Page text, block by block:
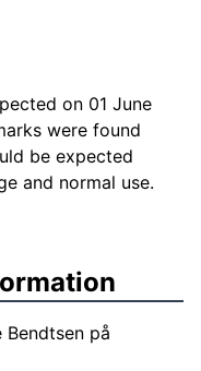
on 01 June
were found
be expected
and normal use.
på